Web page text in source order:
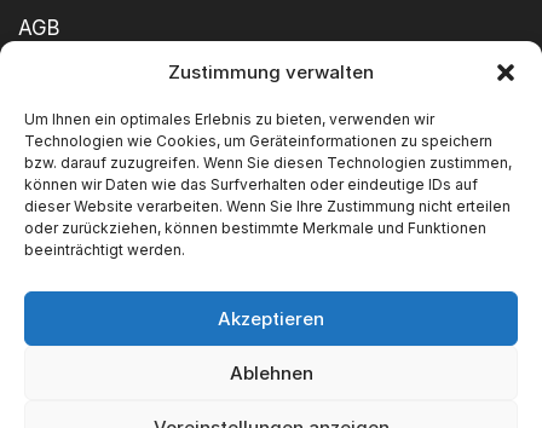
Zustimmung verwalten
Um Ihnen ein optimales Erlebnis zu bieten, verwenden wir
Technologien wie Cookies, um Geräteinformationen zu speichern
bzw. darauf zuzugreifen. Wenn Sie diesen Technologien zustimmen,
können wir Daten wie das Surfverhalten oder eindeutige IDs auf
dieser Website verarbeiten. Wenn Sie Ihre Zustimmung nicht erteilen
oder zurückziehen, können bestimmte Merkmale und Funktionen
beeinträchtigt werden.
Akzeptieren
Ablehnen
AGB
Cookie-Richtlinie
Impressum
Copyright ©2026 SWT GmbH Built by